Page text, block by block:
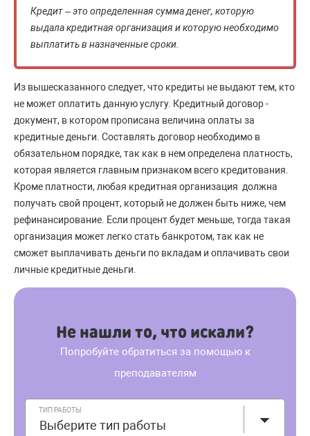
Кредит – это определенная сумма денег, которую
выдала кредитная организация и которую необходимо
выплатить в назначенные сроки.
Из вышесказанного следует, что кредиты не выдают тем, кто
не может оплатить данную услугу. Кредитный договор -
документ, в котором прописана величина оплаты за
кредитные деньги. Составлять договор необходимо в
обязательном порядке, так как в нем определена платность,
которая является главным признаком всего кредитования.
Кроме платности, любая кредитная организация должна
получать свой процент, который не должен быть ниже, чем
рефинансирование. Если процент будет меньше, тогда такая
организация может легко стать банкротом, так как не
сможет выплачивать деньги по вкладам и оплачивать свои
личные кредитные деньги.
Не нашли то, что искали?
Попробуйте обратиться за помощью к
преподавателям
ТИП РАБОТЫ
Выберите тип работы